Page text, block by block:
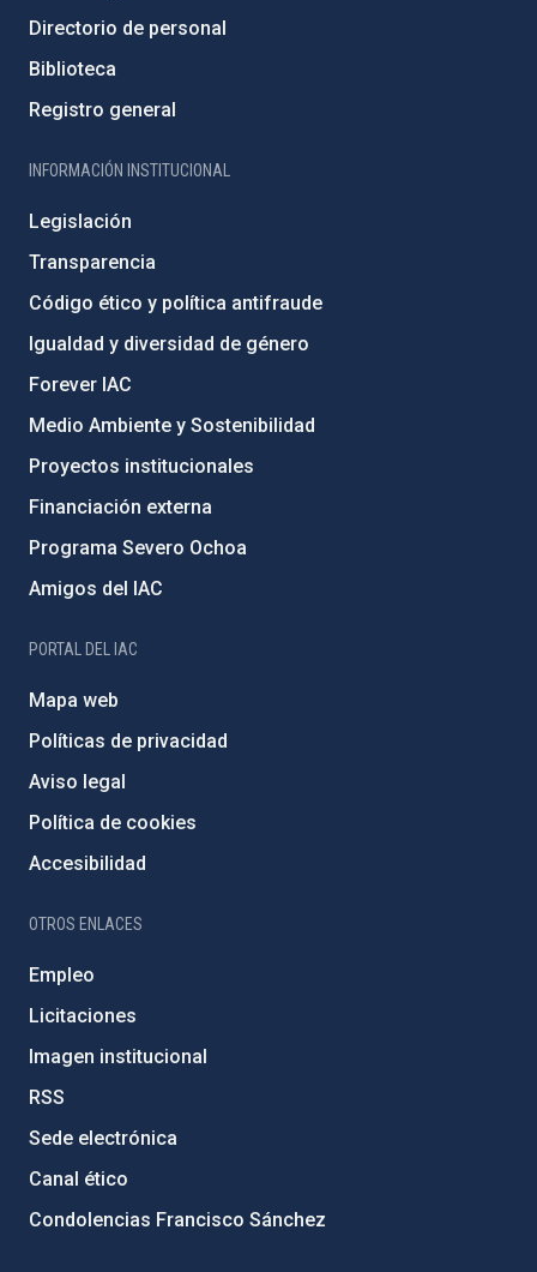
Directorio de personal
Biblioteca
Registro general
INFORMACIÓN INSTITUCIONAL
Legislación
Transparencia
Código ético y política antifraude
Igualdad y diversidad de género
Forever IAC
Medio Ambiente y Sostenibilidad
Proyectos institucionales
Financiación externa
Programa Severo Ochoa
Amigos del IAC
PORTAL DEL IAC
Mapa web
Políticas de privacidad
Aviso legal
Política de cookies
Accesibilidad
OTROS ENLACES
Empleo
Licitaciones
Imagen institucional
RSS
Sede electrónica
Canal ético
Condolencias Francisco Sánchez